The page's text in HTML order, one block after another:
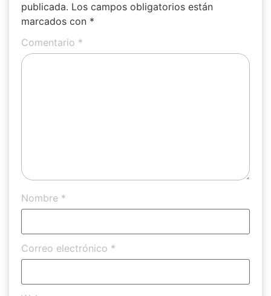
publicada. Los campos obligatorios están
marcados con *
Comentario *
Nombre *
Correo electrónico *